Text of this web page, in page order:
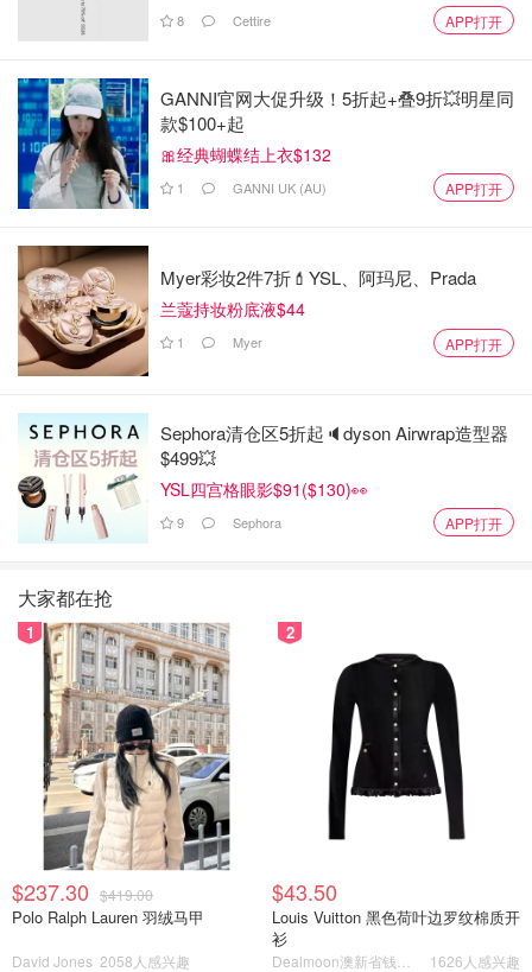
8 Cettire APP打开
GANNI官网大促升级！5折起+叠9折💥明星同
款$100+起
🎀经典蝴蝶结上衣$132
1 GANNI UK (AU) APP打开
Myer彩妆2件7折💄YSL、阿玛尼、Prada
兰蔻持妆粉底液$44
1 Myer APP打开
Sephora清仓区5折起🔈dyson Airwrap造型器
$499💥
YSL四宫格眼影$91($130)👀
9 Sephora APP打开
大家都在抢
1
$237.30 $419.00
Polo Ralph Lauren 羽绒马甲
David Jones 2058人感兴趣
2
$43.50
Louis Vuitton 黑色荷叶边罗纹棉质开
衫
1626人感兴趣